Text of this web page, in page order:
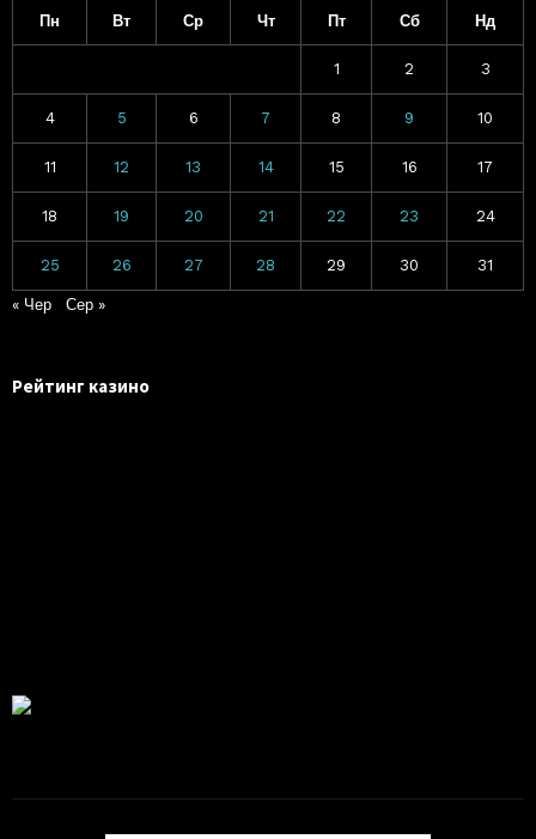
Пн Вт Ср Чт Пт Сб Нд
1 2 3
4 5 6 7 8 9 10
11 12 13 14 15 16 17
18 19 20 21 22 23 24
25 26 27 28 29 30 31
« Чер Сер »
Рейтинг казино